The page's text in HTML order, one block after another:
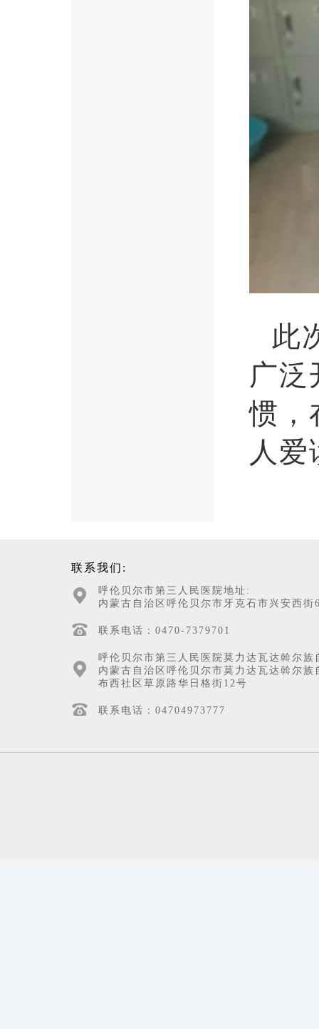
此
广泛
惯，
人
联系我们:
呼伦贝尔市第三人民医院地址:
内蒙古自治区呼伦贝尔市牙克石市兴安西街
联系电话：0470-7379701
呼伦贝尔市第三人民医院莫力达瓦达斡尔
内蒙古自治区呼伦贝尔市莫力达瓦达斡尔族
布西社区草原路华日格街12号
联系电话：04704973777